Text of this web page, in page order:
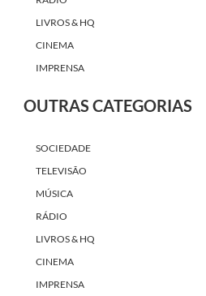
LIVROS & HQ
CINEMA
IMPRENSA
OUTRAS CATEGORIAS
SOCIEDADE
TELEVISÃO
MÚSICA
RÁDIO
LIVROS & HQ
CINEMA
IMPRENSA